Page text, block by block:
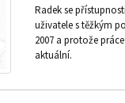
Radek se
uživatele s těžkým
2007 a protože
aktuální.